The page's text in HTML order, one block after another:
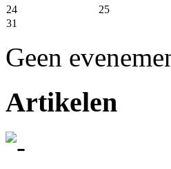
24
25
31
Geen
Artikelen